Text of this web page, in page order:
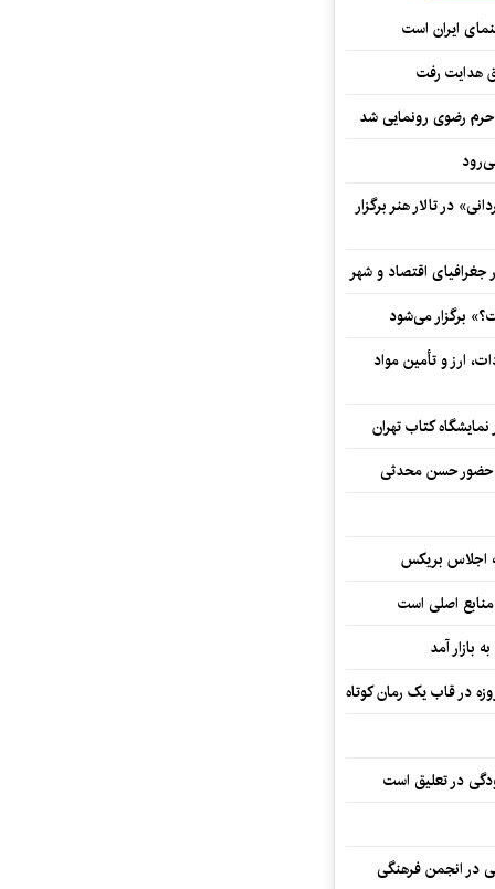
ایران است
هدایت رفت
حرم رضوی رونمایی شد
در تالار هنر برگزار
اقتصاد و شهر
برگزار می‌شود
ارز و تأمین مواد
کتاب تهران
حضور حسن محدثی
اجلاس بریکس
منابع اصلی است
بازار آمد
در تعلیق است
در انجمن فرهنگی